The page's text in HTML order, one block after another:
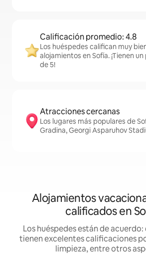
Calificación promedio: 4.8
Los huéspedes califican muy
alojamientos en Sofía. ¡Tienen
de 5!
Atracciones cercanas
Los lugares más populares de
Gradina, Georgi Asparuhov
Alojamientos
calificados en
Los huéspedes están de
tienen excelentes calificaciones
limpieza, entre otros